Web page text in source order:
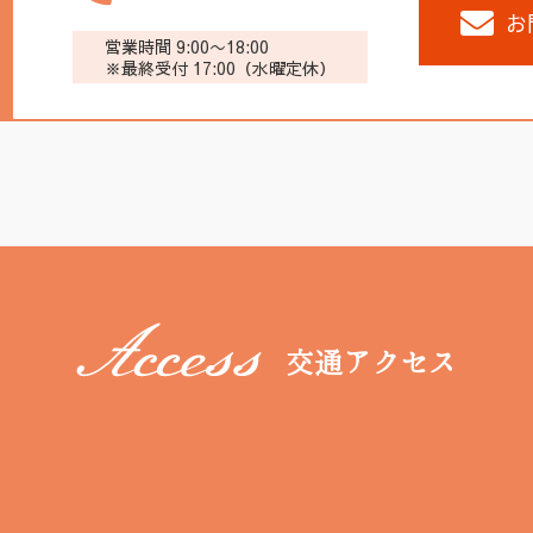
営業時間 9:00〜18:00
※最終受付 17:00（水曜定休）
交通アクセス